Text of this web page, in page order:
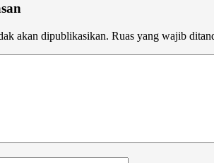
akan dipublikasikan. Ruas yang wajib